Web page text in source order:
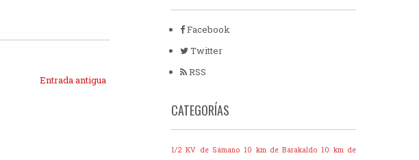
Entrada antigua
Facebook
Twitter
RSS
CATEGORÍAS
1/2 KV de Sámano 10 km de Barakaldo 10 km de